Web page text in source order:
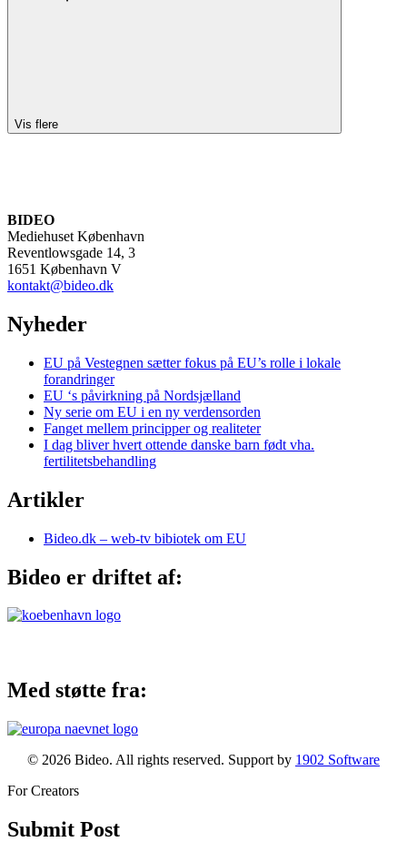
Vis flere
BIDEO
Mediehuset København
Reventlowsgade 14, 3
1651 København V
kontakt@bideo.dk
Nyheder
EU på Vestegnen sætter fokus på EU’s rolle i lokale
forandringer
EU ‘s påvirkning på Nordsjælland
Ny serie om EU i en ny verdensorden
Fanget mellem principper og realiteter
I dag bliver hvert ottende danske barn født vha.
fertilitetsbehandling
Artikler
Bideo.dk – web-tv bibiotek om EU
Bideo er driftet af:
Med støtte fra:
© 2026 Bideo. All rights reserved. Support by 1902 Software
For Creators
Submit Post